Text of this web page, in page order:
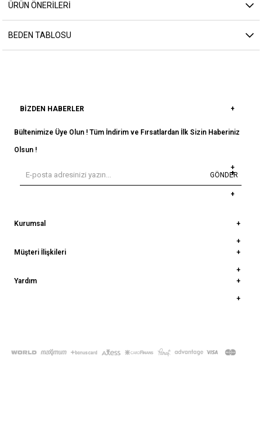
ÜRÜN ÖNERILERI
BEDEN TABLOSU
BIZDEN HABERLER
Bültenimize Üye Olun ! Tüm İndirim ve Fırsatlardan İlk Sizin Haberiniz
Olsun !
GÖNDER
Kurumsal
Müşteri İlişkileri
Yardım